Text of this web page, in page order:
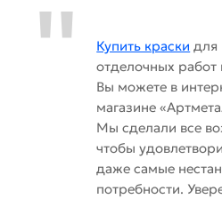
Купить краски для
отделочных работ
Вы можете в
магазине
Мы сделали все
чтобы
даже самые
потребности.